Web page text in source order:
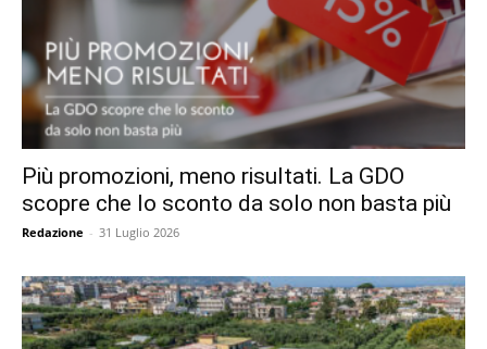
Più promozioni, meno risultati. La GDO
scopre che lo sconto da solo non basta più
Redazione - 31 Luglio 2026